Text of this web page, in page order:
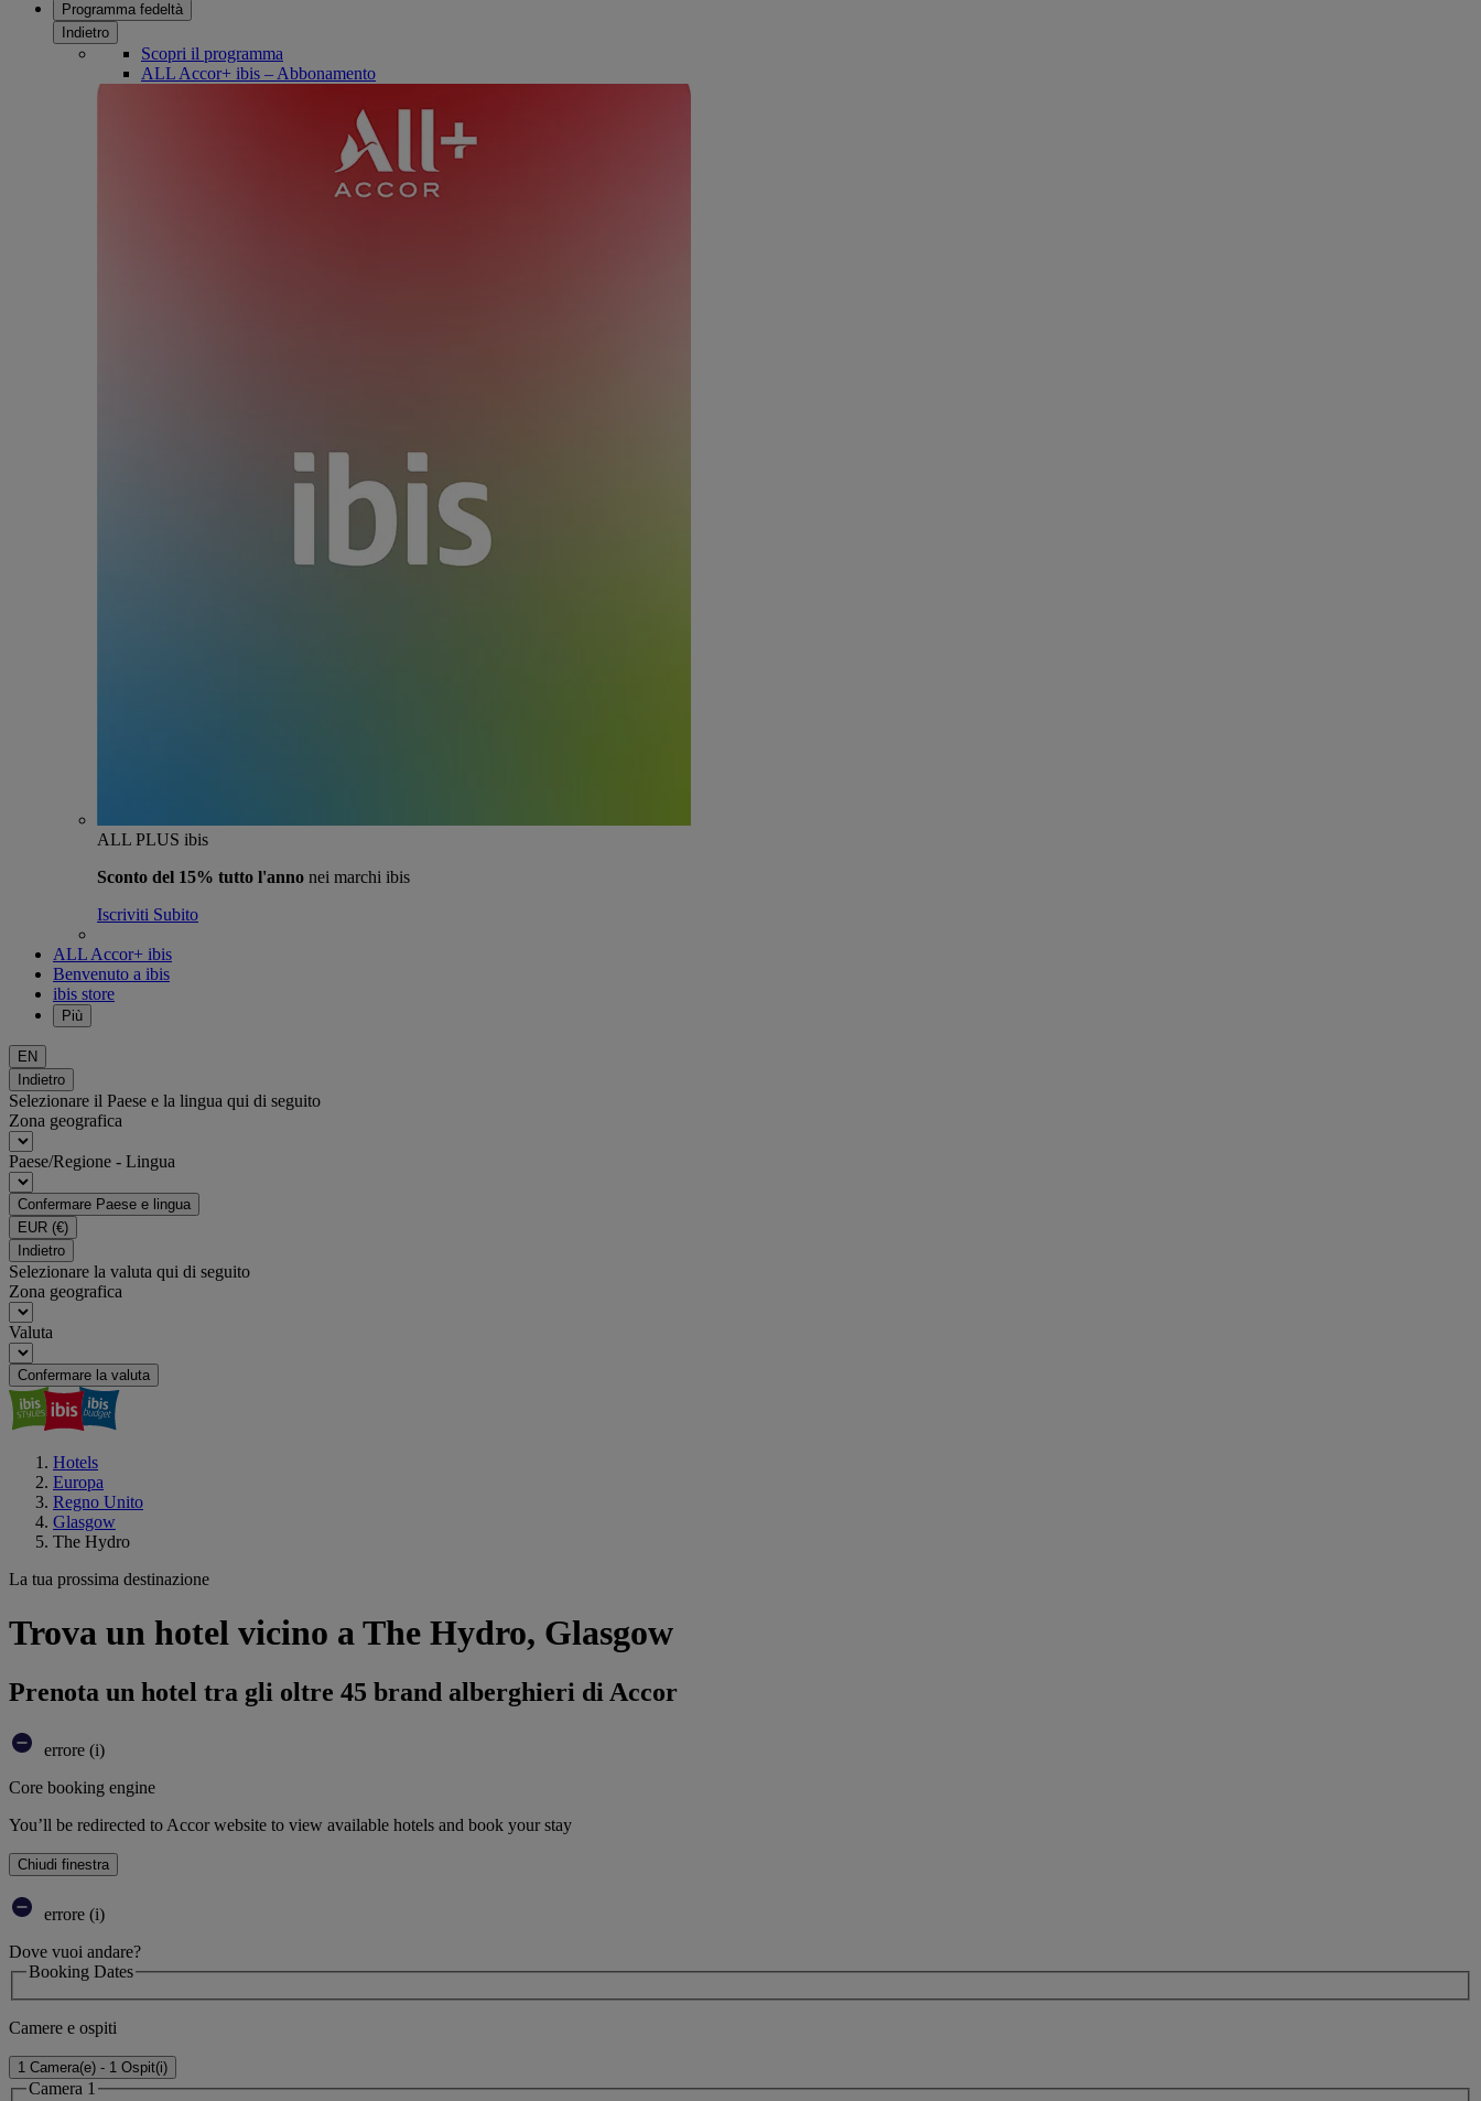
Programma fedeltà
Indietro
Scopri il programma
ALL Accor+ ibis – Abbonamento
ALL PLUS ibis
Sconto del 15% tutto l'anno nei marchi ibis
Iscriviti Subito
ALL Accor+ ibis
Benvenuto a ibis
ibis store
Più
EN
Indietro
Selezionare il Paese e la lingua qui di seguito
Zona geografica
Paese/Regione - Lingua
Confermare Paese e lingua
EUR (€)
Indietro
Selezionare la valuta qui di seguito
Zona geografica
Valuta
Confermare la valuta
Hotels
Europa
Regno Unito
Glasgow
The Hydro
La tua prossima destinazione
Trova un hotel vicino a The Hydro, Glasgow
Prenota un hotel tra gli oltre 45 brand alberghieri di Accor
errore (i)
Core booking engine
You’ll be redirected to Accor website to view available hotels and book your stay
Chiudi finestra
errore (i)
Dove vuoi andare?
Booking Dates
Camere e ospiti
1 Camera(e) - 1 Ospit(i)
Camera 1